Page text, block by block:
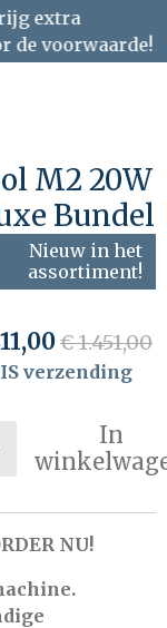
extra
de voorwaarde!
M2 20W
Bundel
Nieuw in het
assortiment!
€ 1.451,00
verzending
In
NU!